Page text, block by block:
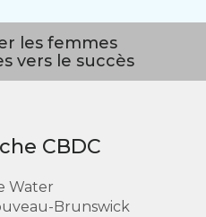
les femmes
vers le succès
CBDC
Water
Brunswick